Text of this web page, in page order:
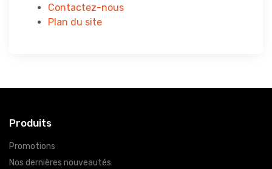
Contactez-nous
Plan du site
Produits
Promotions
Nos dernières nouveautés